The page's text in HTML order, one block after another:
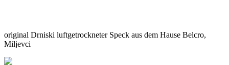
original Drniski luftgetrockneter Speck aus dem Hause Belcro,
Miljevci